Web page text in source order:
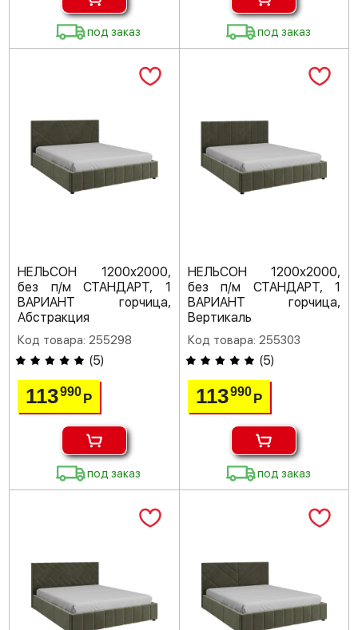
под заказ под заказ
НЕЛЬСОН 1200х2000,
без п/м СТАНДАРТ, 1
ВАРИАНТ горчица,
Абстракция
Код товара: 255298
(5)
113990Р
под заказ
НЕЛЬСОН 1200х2000,
без п/м СТАНДАРТ, 1
ВАРИАНТ горчица,
Вертикаль
Код товара: 255303
(5)
113990 Р
под заказ